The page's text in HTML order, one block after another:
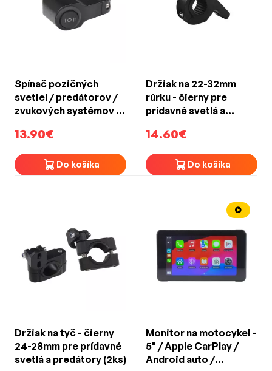
Spínač pozičných
svetiel / predátorov /
zvukových systémov -
13.90€
Do košíka
Držiak na 22-32mm
rúrku - čierny pre
prídavné svetlá a
14.60€
Do košíka
Držiak na tyč - čierny
24-28mm pre prídavné
svetlá a predátory (2ks)
Monitor na motocykel -
5" / Apple CarPlay /
Android auto /